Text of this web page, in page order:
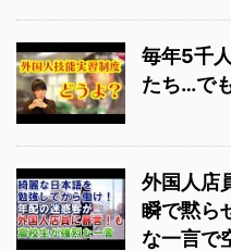
毎年5千
たち…で
外国人店
瞬で黙ら
な一言で